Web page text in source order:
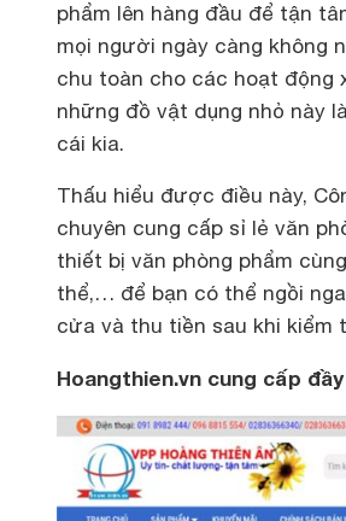
phẩm lên hàng đầu để tận
mọi người ngày càng không
chu toàn cho các hoạt động
những đồ vật dụng nhỏ này
cái kia.
Thấu hiểu được điều này,
chuyên cung cấp sỉ lẻ văn
thiết bị văn phòng phẩm
thể,… để bạn có thể ngồi
cửa và thu tiền sau khi kiểm
Hoangthien.vn cung cấp